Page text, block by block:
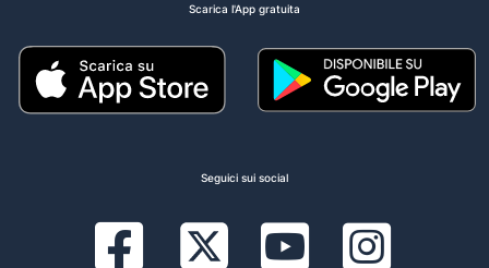
Scarica l'App gratuita
Seguici sui social